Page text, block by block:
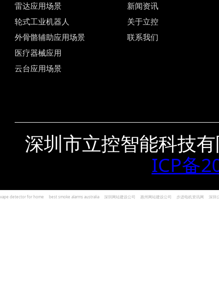
雷达应用场景
轮式工业机器人
外骨骼辅助应用场景
医疗器械应用
云台应用场景
新闻资讯
关于立控
联系我们
深圳市立控智能科技
ICP备
vape detector for home best smoke alarms australia 深圳网站建设公司 惠州网站建设公司 步进电机资讯网 深圳